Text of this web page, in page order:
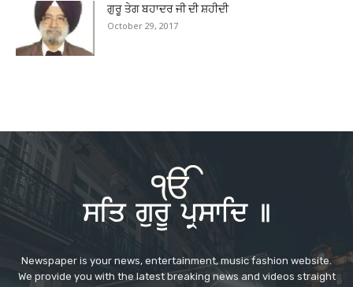
ਗੁਰੂ ਤੇਗ ਬਹਾਦਰ ਜੀ ਦੀ ਸ਼ਹੀਦੀ
October 29, 2017
Newspaper is your news, entertainment, music fashion website.
We provide you with the latest breaking news and videos straight